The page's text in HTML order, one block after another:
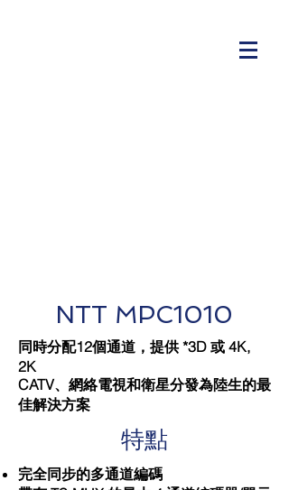
NTT MPC1010
同時分配12個通道，提供 *3D 或 4K,
2K
CATV、網絡電視和衛星分發為陸生的最
佳解決方案
特點
完全同步的多通道編碼